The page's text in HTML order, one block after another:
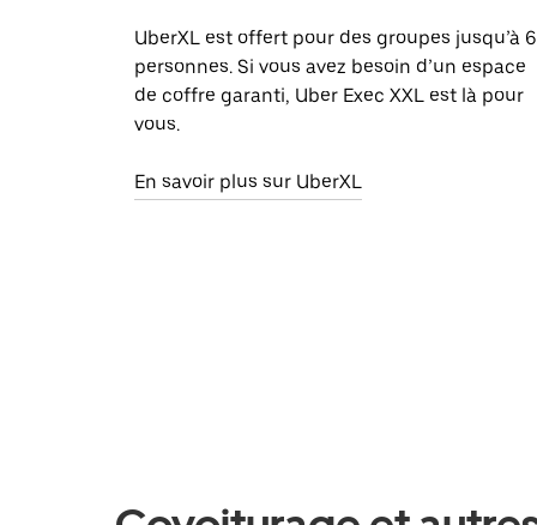
UberXL est offert pour des groupes jusqu’à 6
personnes. Si vous avez besoin d’un espace
de coffre garanti, Uber Exec XXL est là pour
vous.
En savoir plus sur UberXL